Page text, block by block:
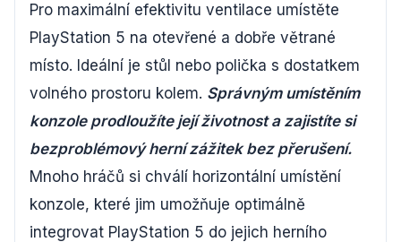
Pro maximální efektivitu ventilace umístěte
PlayStation 5 na otevřené a dobře větrané
místo. Ideální je stůl nebo polička s dostatkem
volného prostoru kolem. Správným umístěním
konzole prodloužíte její životnost a zajistíte si
bezproblémový herní zážitek bez přerušení.
Mnoho hráčů si chválí horizontální umístění
konzole, které jim umožňuje optimálně
integrovat PlayStation 5 do jejich herního